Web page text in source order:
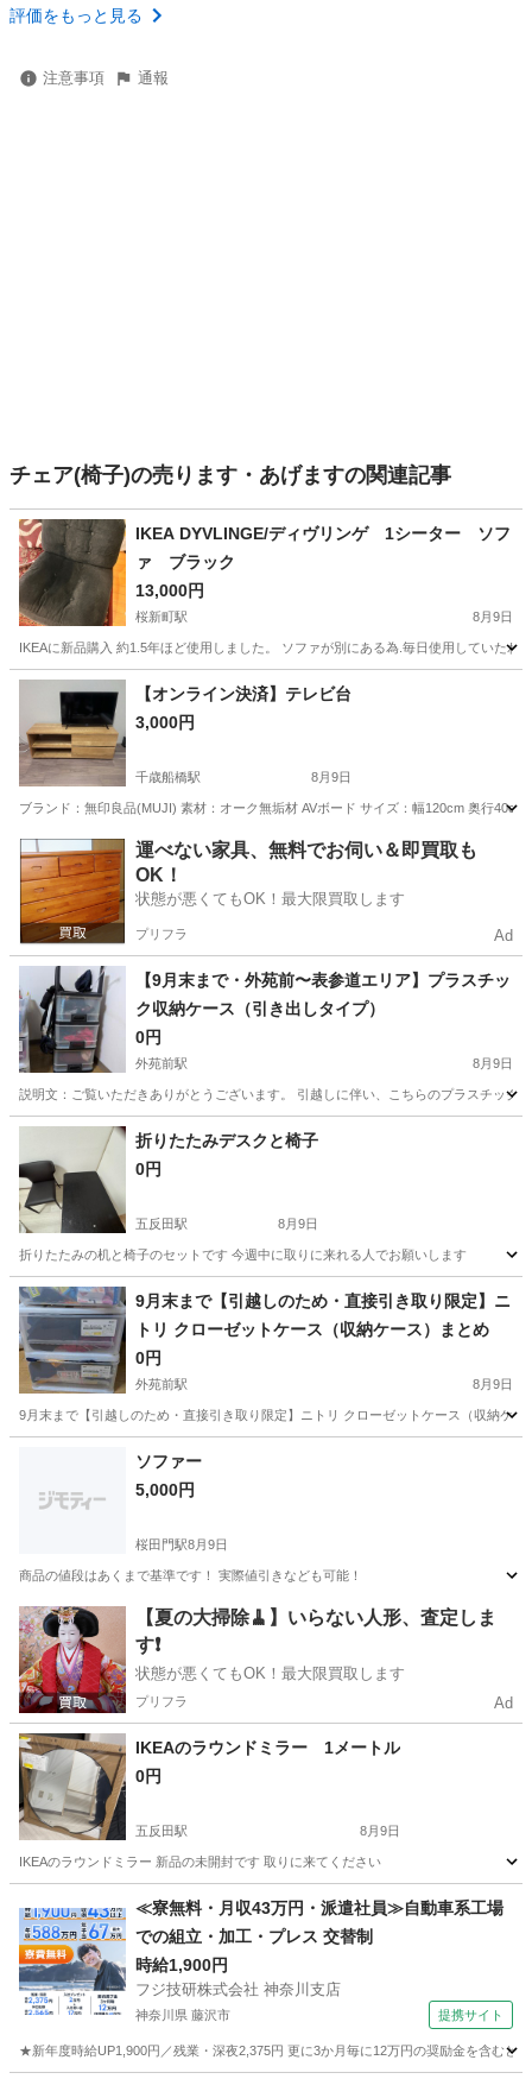
評価をもっと見る
注意事項 通報
チェア(椅子)の売ります・あげますの関連記事
IKEA DYVLINGE/ディヴリンゲ 1シーター ソフ
ァ ブラック
13,000円
桜新町駅 8月9日
IKEAに新品購入 約1.5年ほど使用しました。 ソファが別にある為.毎日使用していた
東京 世田谷区 桜新町駅 ソファ
【オンライン決済】テレビ台
3,000円
千歳船橋駅 8月9日
ブランド：無印良品(MUJI) 素材：オーク無垢材 AVボード サイズ：幅120cm 奥行
東京 世田谷区 千歳船橋駅 収納家具 コード
運べない家具、無料でお伺い＆即買取も
OK！
状態が悪くてもOK！最大限買取します
プリフラ Ad
【9月末まで・外苑前〜表参道エリア】プラスチッ
ク収納ケース（引き出しタイプ）
0円
外苑前駅 8月9日
説明文： ​ご覧いただきありがとうございます。 引越しに伴い、こちらのプラスチッ
東京 渋谷区 外苑前駅 収納家具
折りたたみデスクと椅子
0円
五反田駅 8月9日
折りたたみの机と椅子のセットです 今週中に取りに来れる人でお願いします
東京 品川区 五反田駅 家具
9月末まで【引越しのため・直接引き取り限定】ニ
トリ クローゼットケース（収納ケース）まとめ ​
0円
外苑前駅 8月9日
​9月末まで【引越しのため・直接引き取り限定】ニトリ クローゼットケース（収納ケ
ソファー
5,000円
桜田門駅8月9日
商品の値段はあくまで基準です！ 実際値引きなども可能！
東京 千代田区 桜田門駅 ベッド ソファー
【夏の大掃除🧹】いらない人形、査定しま
す❗️
状態が悪くてもOK！最大限買取します
プリフラ Ad
IKEAのラウンドミラー 1メートル
0円
五反田駅 8月9日
IKEAのラウンドミラー 新品の未開封です 取りに来てください
五反田駅 ミラー/鏡 ミラー
≪寮無料・月収43万円・派遣社員≫自動車系工場
での組立・加工・プレス 交替制
時給1,900円
フジ技研株式会社 神奈川支店
神奈川県 藤沢市 提携サイト
★新年度時給UP1,900円／残業・深夜2,375円 更に3か月毎に12万円の奨励金を含む